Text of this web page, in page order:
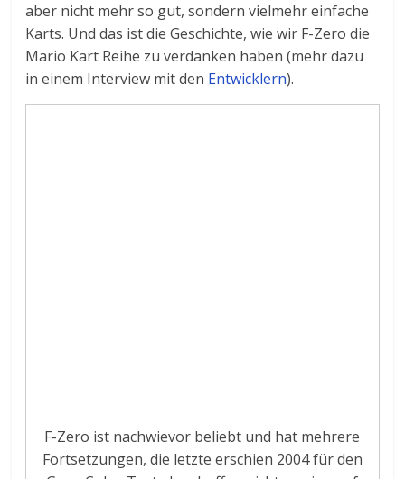
aber nicht mehr so gut, sondern vielmehr einfache
Karts. Und das ist die Geschichte, wie wir F-Zero die
Mario Kart Reihe zu verdanken haben (mehr dazu
in einem Interview mit den Entwicklern).
F-Zero ist nachwievor beliebt und hat mehrere
Fortsetzungen, die letzte erschien 2004 für den